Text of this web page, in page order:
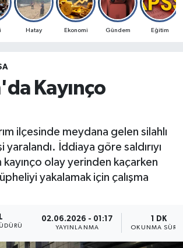
Hatay Ekonomi Gündem Eğitim
Kayınço
ilçesinde meydana gelen silahlı
yaralandı. İddiaya göre saldırıyı
olay yerinden kaçarken
yakalamak için çalışma
02.06.2026 - 01:17
YAYINLANMA
1 DK
OKUNMA
Durumu ve Fikstür
Haberleri